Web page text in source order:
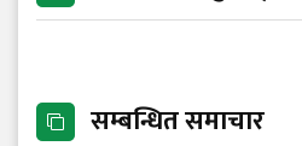
सम्बन्धित समाचार